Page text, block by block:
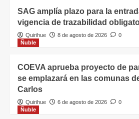
SAG amplía plazo para la
vigencia de trazabilidad
Quirihue 8 de agosto de 2026
0
Ñuble
COEVA aprueba proyecto de
se emplazará en las comunas
Carlos
Quirihue 6 de agosto de 2026
0
Ñuble